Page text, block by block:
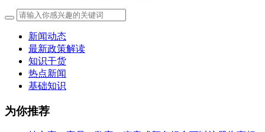
新闻动态
最新政策解读
知识干货
热点新闻
基础知识
为你推荐